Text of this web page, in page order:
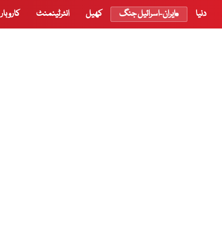
دنیا ایران-اسرائیل جنگ کھیل انٹرٹینمنٹ کاروبار